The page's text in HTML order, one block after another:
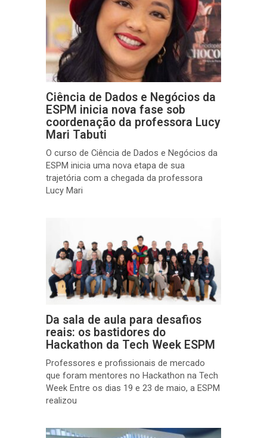
Ciência de Dados e Negócios da
ESPM inicia nova fase sob
coordenação da professora Lucy
Mari Tabuti
O curso de Ciência de Dados e Negócios da
ESPM inicia uma nova etapa de sua
trajetória com a chegada da professora
Lucy Mari
Da sala de aula para desafios
reais: os bastidores do
Hackathon da Tech Week ESPM
Professores e profissionais de mercado
que foram mentores no Hackathon na Tech
Week Entre os dias 19 e 23 de maio, a ESPM
realizou